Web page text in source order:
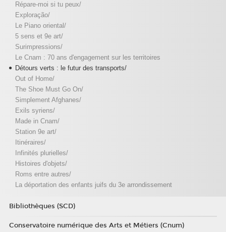
Répare-moi si tu peux/
Exploração/
Le Piano oriental/
5 sens et 9e art/
Surimpressions/
Le Cnam : 70 ans d'engagement sur les territoires
Détours verts : le futur des transports/
Out of Home/
The Shoe Must Go On/
Simplement Afghanes/
Exils syriens/
Made in Cnam/
Station 9e art/
Itinéraires/
Infinités plurielles/
Histoires d'objets/
Roms entre autres/
La déportation des enfants juifs du 3e arrondissement
Bibliothèques (SCD)
Conservatoire numérique des Arts et Métiers (Cnum)